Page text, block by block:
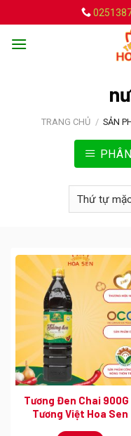
to
content
TRANG CHỦ / SẢN
Tương Đen Chai 900G
Tương Việt Hoa Sen